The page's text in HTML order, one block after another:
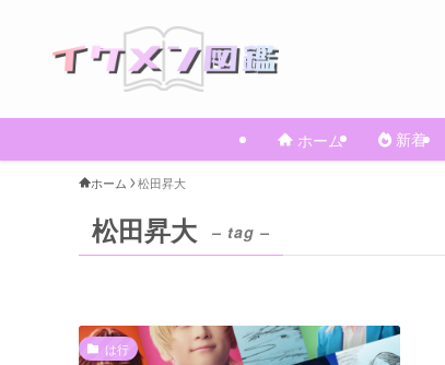
ホーム 新着
ホーム 松田昇大
松田昇大 – tag –
は行